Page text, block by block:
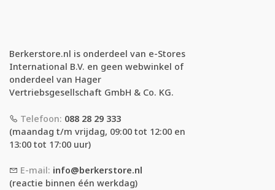
Berkerstore.nl is onderdeel van e-Stores
International B.V. en geen webwinkel of
onderdeel van Hager
Vertriebsgesellschaft GmbH & Co. KG.
Telefoon: 088 28 29 333
(maandag t/m vrijdag, 09:00 tot 12:00 en
13:00 tot 17:00 uur)
E-mail: info@berkerstore.nl
(reactie binnen één werkdag)